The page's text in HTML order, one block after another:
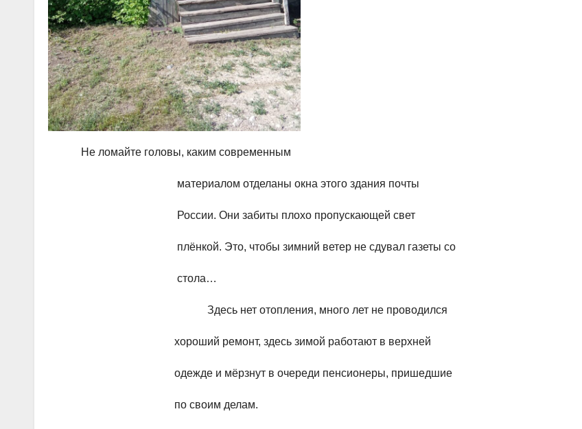
Не ломайте головы, каким современным
материалом отделаны окна этого здания почты
России. Они забиты плохо пропускающей свет
плёнкой. Это, чтобы зимний ветер не сдувал газеты со
стола…
Здесь нет отопления, много лет не проводился
хороший ремонт, здесь зимой работают в верхней
одежде и мёрзнут в очереди пенсионеры, пришедшие
по своим делам.